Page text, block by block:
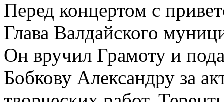
Перед концертом с
Глава Валдайского
Он вручил Грамоту и
Бобкову Александру за